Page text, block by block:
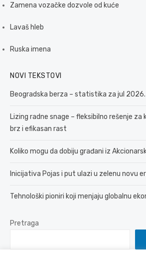
Zamena vozačke dozvole od kuće
Lavaš hleb
Ruska imena
NOVI TEKSTOVI
Beogradska berza – statistika za jul 2026.
Lizing radne snage – fleksibilno rešenje za
brz i efikasan rast
Koliko mogu da dobiju građani iz
Inicijativa Pojas i put ulazi u zelenu novu
Tehnološki pioniri koji menjaju globalnu
Pretraga